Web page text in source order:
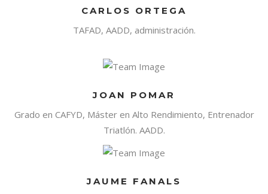
CARLOS ORTEGA
TAFAD, AADD, administración.
JOAN POMAR
Grado en CAFYD, Máster en Alto Rendimiento, Entrenador
Triatlón. AADD.
JAUME FANALS